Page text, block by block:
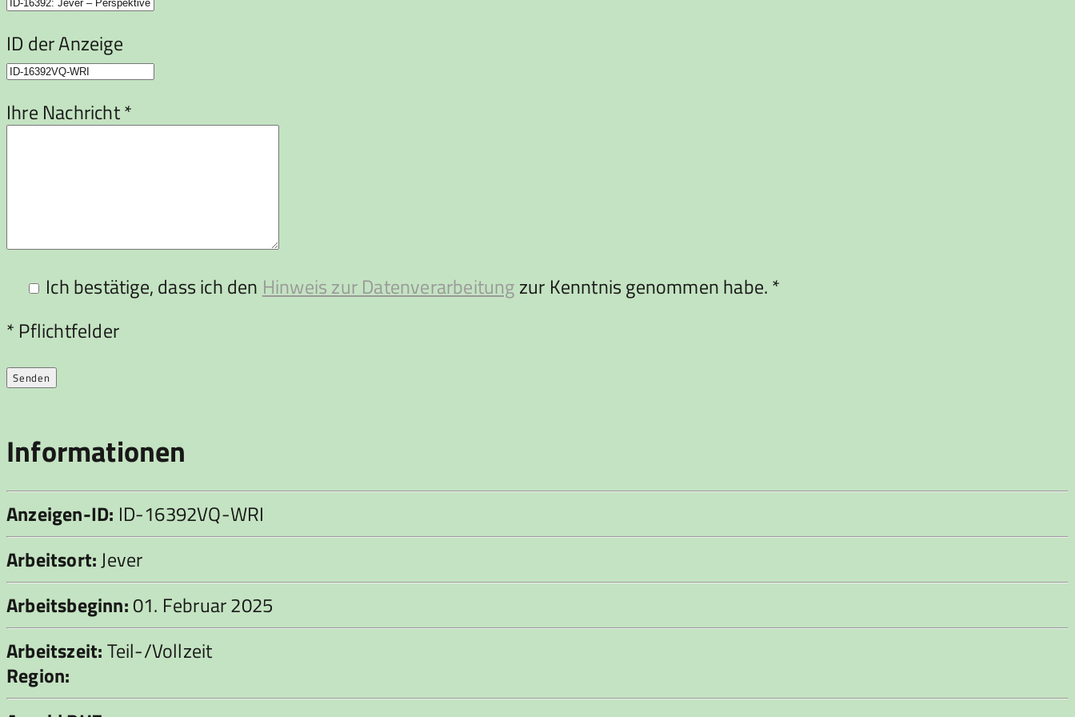
ID der Anzeige
Ihre Nachricht *
Ich bestätige, dass ich den Hinweis zur Datenverarbeitungzur Kenntnis genommen habe. *
Bitte lasse dieses Feld leer.
* Pflichtfelder
Informationen
Anzeigen-ID: ID-16392VQ-WRI
Arbeitsort:Jever
Arbeitsbeginn:01. Februar 2025
Arbeitszeit:Teil-/Vollzeit
Region: